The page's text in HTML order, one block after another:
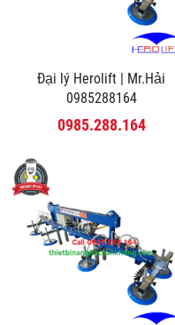
Đại lý Herolift | Mr.Hải
0985288164
0985.288.164